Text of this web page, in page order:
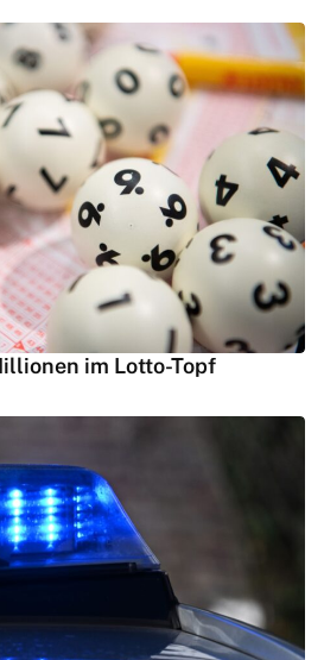
im Lotto-Topf